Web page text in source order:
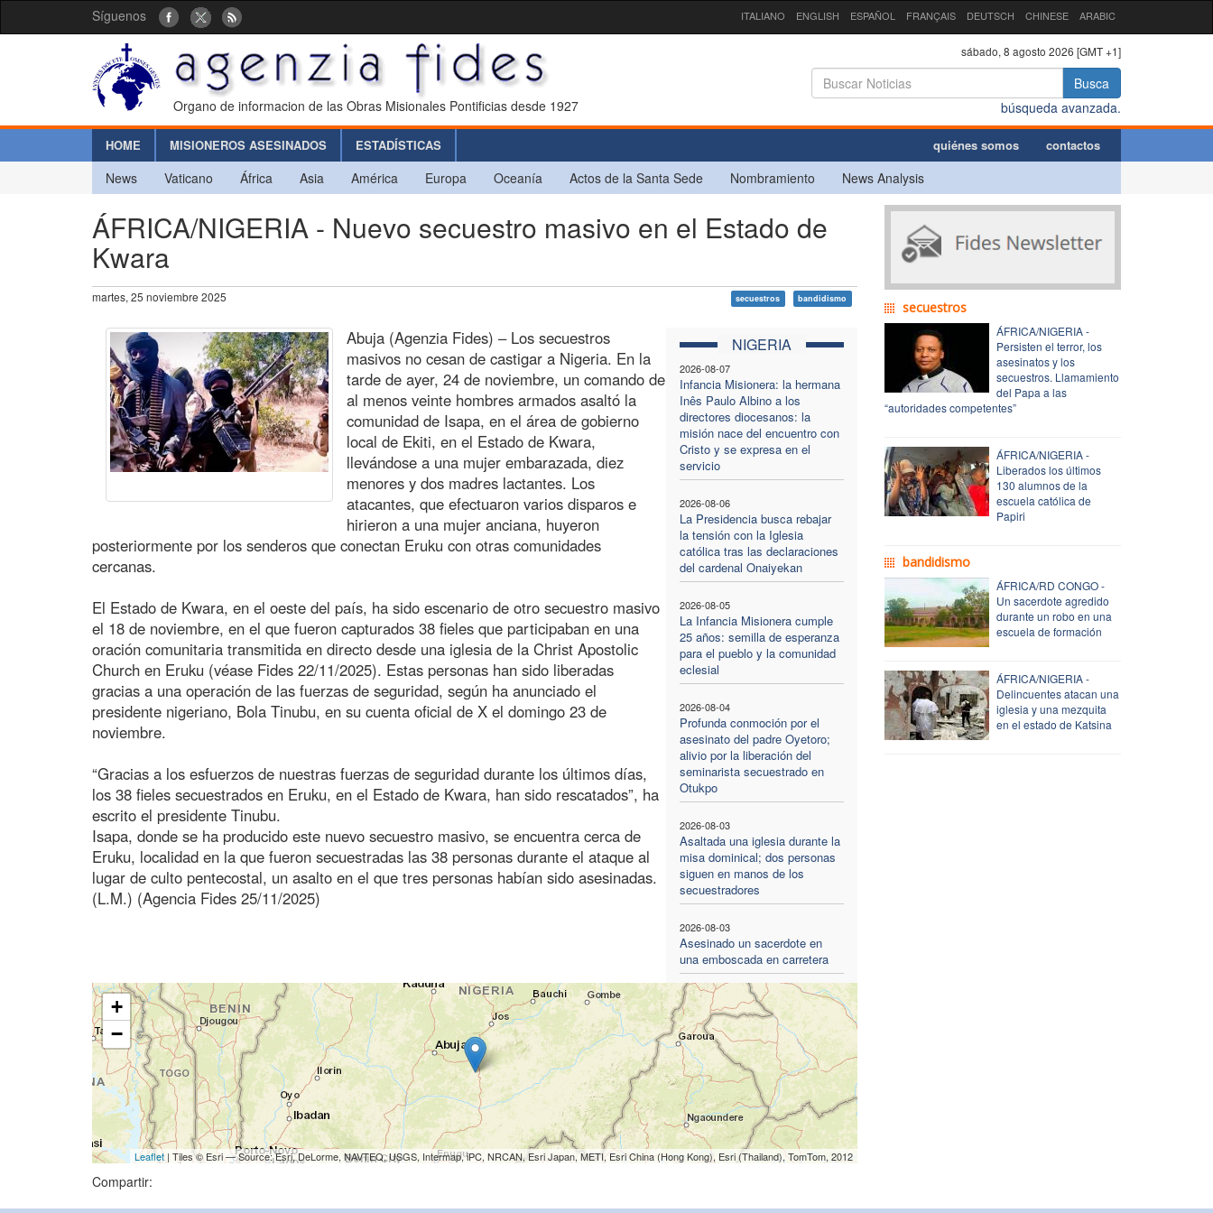
Síguenos ITALIANO ENGLISH ESPAÑOL FRANÇAIS DEUTSCH CHINESE ARABIC
Organo de informacion de las Obras Misionales Pontificias desde 1927
sábado, 8 agosto 2026 [GMT +1]
Busca
búsqueda avanzada.
HOME MISIONEROS ASESINADOS ESTADÍSTICAS quiénes somos contactos
News Vaticano África Asia América Europa Oceanía Actos de la Santa Sede Nombramiento News Analysis
ÁFRICA/NIGERIA - Nuevo secuestro masivo en el Estado de
Kwara
martes, 25 noviembre 2025 secuestros bandidismo
NIGERIA
2026-08-07
Infancia Misionera: la hermana
Inês Paulo Albino a los
directores diocesanos: la
misión nace del encuentro con
Cristo y se expresa en el
servicio
2026-08-06
La Presidencia busca rebajar
la tensión con la Iglesia
católica tras las declaraciones
del cardenal Onaiyekan
2026-08-05
La Infancia Misionera cumple
25 años: semilla de esperanza
para el pueblo y la comunidad
eclesial
2026-08-04
Profunda conmoción por el
asesinato del padre Oyetoro;
alivio por la liberación del
seminarista secuestrado en
Otukpo
2026-08-03
Asaltada una iglesia durante la
misa dominical; dos personas
siguen en manos de los
secuestradores
2026-08-03
Asesinado un sacerdote en
una emboscada en carretera
Abuja (Agenzia Fides) – Los secuestros
masivos no cesan de castigar a Nigeria. En la
tarde de ayer, 24 de noviembre, un comando de
al menos veinte hombres armados asaltó la
comunidad de Isapa, en el área de gobierno
local de Ekiti, en el Estado de Kwara,
llevándose a una mujer embarazada, diez
menores y dos madres lactantes. Los
atacantes, que efectuaron varios disparos e
hirieron a una mujer anciana, huyeron
posteriormente por los senderos que conectan Eruku con otras comunidades
cercanas.
El Estado de Kwara, en el oeste del país, ha sido escenario de otro secuestro masivo
el 18 de noviembre, en el que fueron capturados 38 fieles que participaban en una
oración comunitaria transmitida en directo desde una iglesia de la Christ Apostolic
Church en Eruku (véase Fides 22/11/2025). Estas personas han sido liberadas
gracias a una operación de las fuerzas de seguridad, según ha anunciado el
presidente nigeriano, Bola Tinubu, en su cuenta oficial de X el domingo 23 de
noviembre.
“Gracias a los esfuerzos de nuestras fuerzas de seguridad durante los últimos días,
los 38 fieles secuestrados en Eruku, en el Estado de Kwara, han sido rescatados”, ha
escrito el presidente Tinubu.
Isapa, donde se ha producido este nuevo secuestro masivo, se encuentra cerca de
Eruku, localidad en la que fueron secuestradas las 38 personas durante el ataque al
lugar de culto pentecostal, un asalto en el que tres personas habían sido asesinadas.
(L.M.) (Agencia Fides 25/11/2025)
+
−
Leaflet| Tiles © Esri — Source: Esri, DeLorme, NAVTEQ, USGS, Intermap, iPC, NRCAN, Esri Japan, METI, Esri China (Hong Kong), Esri (Thailand), TomTom, 2012
Compartir:
secuestros
ÁFRICA/NIGERIA -
Persisten el terror, los
asesinatos y los
secuestros. Llamamiento
del Papa a las
“autoridades competentes”
ÁFRICA/NIGERIA -
Liberados los últimos
130 alumnos de la
escuela católica de
Papiri
bandidismo
ÁFRICA/RD CONGO -
Un sacerdote agredido
durante un robo en una
escuela de formación
ÁFRICA/NIGERIA -
Delincuentes atacan una
iglesia y una mezquita
en el estado de Katsina